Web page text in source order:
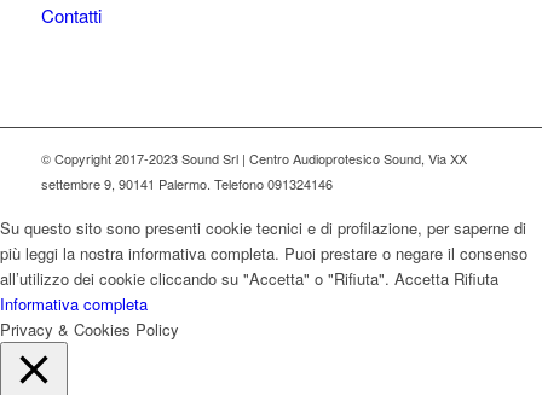
Contatti
© Copyright 2017-2023 Sound Srl | Centro Audioprotesico Sound, Via XX
settembre 9, 90141 Palermo. Telefono 091324146
Su questo sito sono presenti cookie tecnici e di profilazione, per saperne di
più leggi la nostra informativa completa. Puoi prestare o negare il consenso
all’utilizzo dei cookie cliccando su "Accetta" o "Rifiuta". Accetta Rifiuta
Informativa completa
Privacy & Cookies Policy